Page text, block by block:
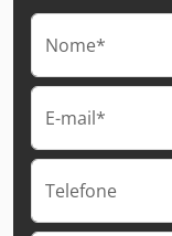
Nome*
E-mail*
Telefone